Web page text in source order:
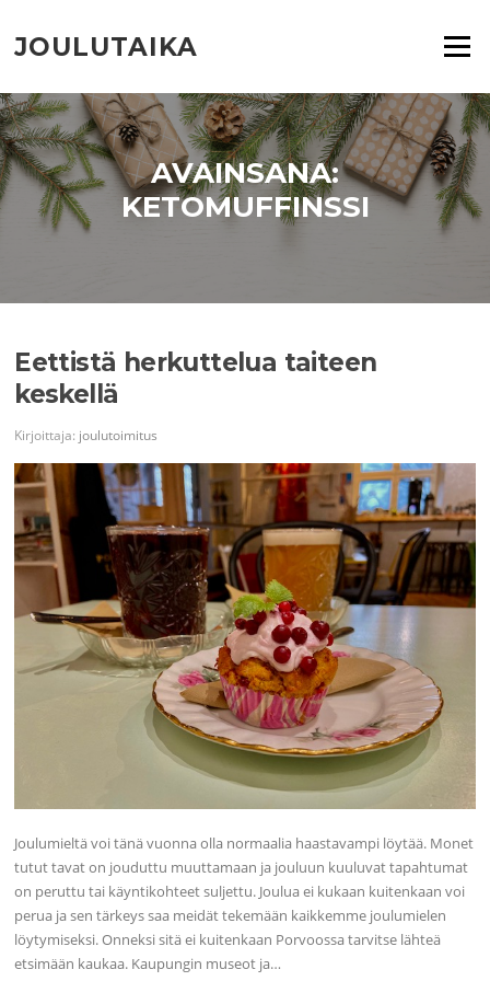
suoraan
sisältöön
JOULUTAIKA Valikko
AVAINSANA:
KETOMUFFINSSI
Eettistä herkuttelua taiteen
keskellä
Kirjoittaja: joulutoimitus
Joulumieltä voi tänä vuonna olla normaalia haastavampi löytää. Monet
tutut tavat on jouduttu muuttamaan ja jouluun kuuluvat tapahtumat
on peruttu tai käyntikohteet suljettu. Joulua ei kukaan kuitenkaan voi
perua ja sen tärkeys saa meidät tekemään kaikkemme joulumielen
löytymiseksi. Onneksi sitä ei kuitenkaan Porvoossa tarvitse lähteä
etsimään kaukaa. Kaupungin museot ja…